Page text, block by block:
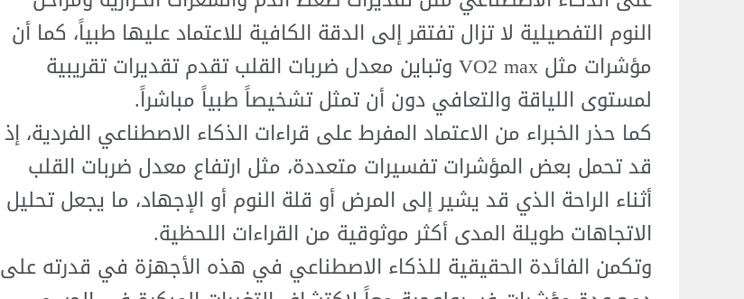
النوم التفصيلية لا تزال تفتقر إلى الدقة الكافية للاعتماد عليها طبياً، كما أن
مؤشرات مثل VO2 max وتباين معدل ضربات القلب تقدم تقديرات تقريبية
لمستوى اللياقة والتعافي دون أن تمثل تشخيصاً طبياً مباشراً.
كما حذر الخبراء من الاعتماد المفرط على قراءات الذكاء الاصطناعي الفردية، إذ
قد تحمل بعض المؤشرات تفسيرات متعددة، مثل ارتفاع معدل ضربات القلب
أثناء الراحة الذي قد يشير إلى المرض أو قلة النوم أو الإجهاد، ما يجعل تحليل
الاتجاهات طويلة المدى أكثر موثوقية من القراءات اللحظية.
وتكمن الفائدة الحقيقية للذكاء الاصطناعي في هذه الأجهزة في قدرته على